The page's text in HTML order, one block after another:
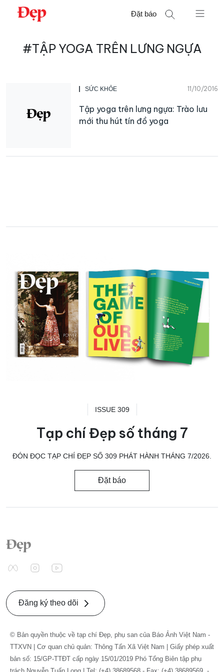
Chuyển
Đặt báo
kiếm
#TẬP YOGA TRÊN LƯNG NGỰA
SỨC KHỎE 11/10/2016
Tập yoga trên lưng ngựa: Trào lưu
mới thu hút tín đồ yoga
ISSUE 309
Tạp chí Đẹp số tháng 7
ĐÓN ĐỌC TẠP CHÍ ĐẸP SỐ 309 PHÁT HÀNH THÁNG 7/2026.
Đặt báo
Đăng ký theo dõi
© Bản quyền thuộc về tạp chí Đẹp, phụ san của Báo Ảnh Việt Nam -
TTXVN | Cơ quan chủ quản: Thông Tấn Xã Việt Nam | Giấy phép xuất
bản số: 15/GP-TTĐT cấp ngày 15/01/2019 Phó Tổng Biên tập phụ